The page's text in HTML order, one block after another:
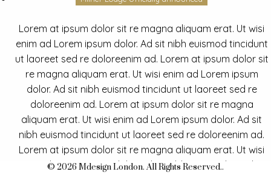
Lorem at ipsum dolor sit re magna aliquam erat. Ut wisi
enim ad Lorem ipsum dolor. Ad sit nibh euismod tincidunt
ut laoreet sed re doloreenim ad. Lorem at ipsum dolor sit
re magna aliquam erat. Ut wisi enim ad Lorem ipsum
dolor. Ad sit nibh euismod tincidunt ut laoreet sed re
doloreenim ad. Lorem at ipsum dolor sit re magna
aliquam erat. Ut wisi enim ad Lorem ipsum dolor. Ad sit
nibh euismod tincidunt ut laoreet sed re doloreenim ad.
Lorem at ipsum dolor sit re magna aliquam erat. Ut wisi
enim ad Lorem ipsum dolor. Ad sit nibh euismod tincidunt
© 2026 Mdesign London. All Rights Reserved..